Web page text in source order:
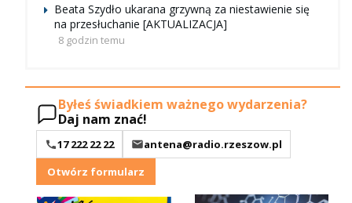
Beata Szydło ukarana grzywną za niestawienie się
na przesłuchanie [AKTUALIZACJA]
8 godzin temu
Byłeś świadkiem ważnego wydarzenia?
Daj nam znać!
17 222 22 22
antena@radio.rzeszow.pl
Otwórz formularz